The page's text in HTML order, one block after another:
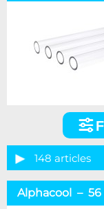
articles
Catégorie
Tuyaux souples
148 articles
Alphacool – 56